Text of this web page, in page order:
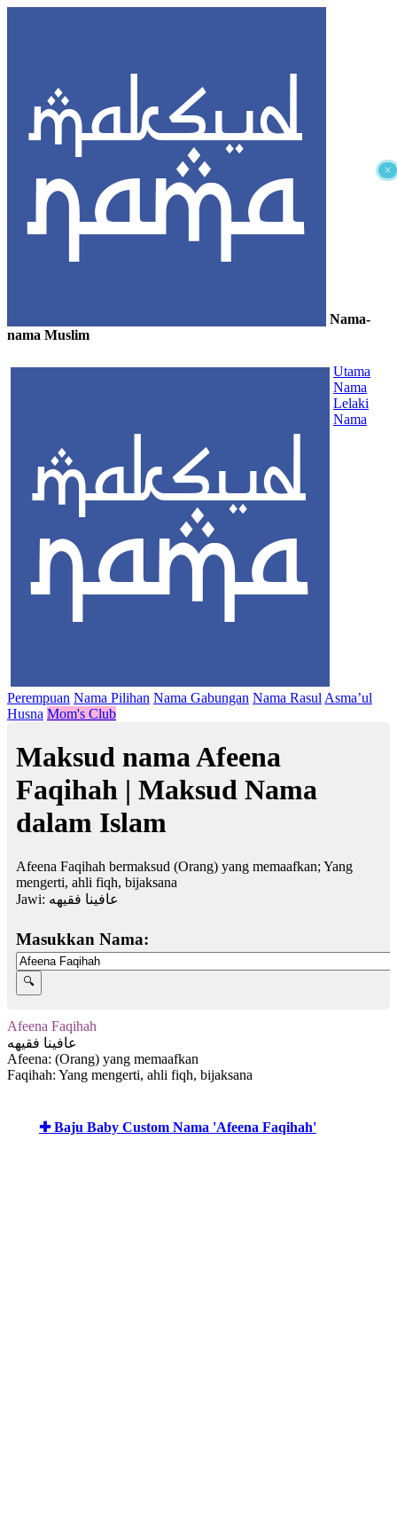
×
Nama-
nama Muslim
Utama
Nama
Lelaki
Nama
Perempuan Nama Pilihan Nama Gabungan Nama Rasul Asma’ul
Husna Mom's Club
Maksud nama Afeena
Faqihah | Maksud Nama
dalam Islam
Afeena Faqihah bermaksud (Orang) yang memaafkan; Yang
mengerti, ahli fiqh, bijaksana
Jawi: عافينا فقيهه
Masukkan Nama:
Afeena Faqihah
عافينا فقيهه
Afeena: (Orang) yang memaafkan
Faqihah: Yang mengerti, ahli fiqh, bijaksana
✚ Baju Baby Custom Nama 'Afeena Faqihah'